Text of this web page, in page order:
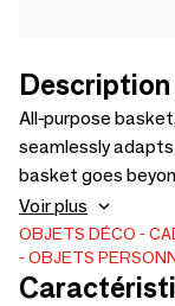
All-purpose
seamlessly
basket goes
effortlessly into a
Each product
undergoes
vandal treatment,
Voir plus
OBJETS DÉCO
OBJETS